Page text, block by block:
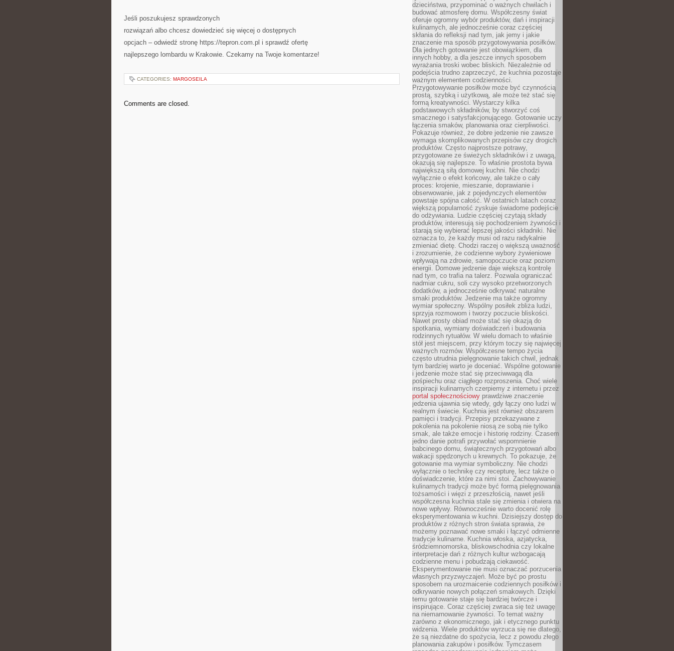
Jeśli poszukujesz sprawdzonych
rozwiązań albo chcesz dowiedzieć się więcej o dostępnych
opcjach – odwiedź stronę https://tepron.com.pl i sprawdź ofertę
najlepszego lombardu w Krakowie. Czekamy na Twoje komentarze!
CATEGORIES: MARGOSEILA
Comments are closed.
dzieciństwa, przypominać o ważnych chwilach i
budować atmosferę domu. Współczesny świat
oferuje ogromny wybór produktów, dań i inspiracji
kulinarnych, ale jednocześnie coraz częściej
skłania do refleksji nad tym, jak jemy i jakie
znaczenie ma sposób przygotowywania posiłków.
Dla jednych gotowanie jest obowiązkiem, dla
innych hobby, a dla jeszcze innych sposobem
wyrażania troski wobec bliskich. Niezależnie od
podejścia trudno zaprzeczyć, że kuchnia pozostaje
ważnym elementem codzienności.
Przygotowywanie posiłków może być czynnością
prostą, szybką i użytkową, ale może też stać się
formą kreatywności. Wystarczy kilka
podstawowych składników, by stworzyć coś
smacznego i satysfakcjonującego. Gotowanie uczy
łączenia smaków, planowania oraz cierpliwości.
Pokazuje również, że dobre jedzenie nie zawsze
wymaga skomplikowanych przepisów czy drogich
produktów. Często najprostsze potrawy,
przygotowane ze świeżych składników i z uwagą,
okazują się najlepsze. To właśnie prostota bywa
największą siłą domowej kuchni. Nie chodzi
wyłącznie o efekt końcowy, ale także o cały
proces: krojenie, mieszanie, doprawianie i
obserwowanie, jak z pojedynczych elementów
powstaje spójna całość. W ostatnich latach coraz
większą popularność zyskuje świadome podejście
do odżywiania. Ludzie częściej czytają składy
produktów, interesują się pochodzeniem żywności i
starają się wybierać lepszej jakości składniki. Nie
oznacza to, że każdy musi od razu radykalnie
zmieniać dietę. Chodzi raczej o większą uważność
i zrozumienie, że codzienne wybory żywieniowe
wpływają na zdrowie, samopoczucie oraz poziom
energii. Domowe jedzenie daje większą kontrolę
nad tym, co trafia na talerz. Pozwala ograniczać
nadmiar cukru, soli czy wysoko przetworzonych
dodatków, a jednocześnie odkrywać naturalne
smaki produktów. Jedzenie ma także ogromny
wymiar społeczny. Wspólny posiłek zbliża ludzi,
sprzyja rozmowom i tworzy poczucie bliskości.
Nawet prosty obiad może stać się okazją do
spotkania, wymiany doświadczeń i budowania
rodzinnych rytuałów. W wielu domach to właśnie
stół jest miejscem, przy którym toczy się najwięcej
ważnych rozmów. Współczesne tempo życia
często utrudnia pielęgnowanie takich chwil, jednak
tym bardziej warto je doceniać. Wspólne gotowanie
i jedzenie może stać się przeciwwagą dla
pośpiechu oraz ciągłego rozproszenia. Choć wiele
inspiracji kulinarnych czerpiemy z internetu i przez
portal społecznościowy prawdziwe znaczenie
jedzenia ujawnia się wtedy, gdy łączy ono ludzi w
realnym świecie. Kuchnia jest również obszarem
pamięci i tradycji. Przepisy przekazywane z
pokolenia na pokolenie niosą ze sobą nie tylko
smak, ale także emocje i historię rodziny. Czasem
jedno danie potrafi przywołać wspomnienie
babcinego domu, świątecznych przygotowań albo
wakacji spędzonych u krewnych. To pokazuje, że
gotowanie ma wymiar symboliczny. Nie chodzi
wyłącznie o technikę czy recepturę, lecz także o
doświadczenie, które za nimi stoi. Zachowywanie
kulinarnych tradycji może być formą pielęgnowania
tożsamości i więzi z przeszłością, nawet jeśli
współczesna kuchnia stale się zmienia i otwiera na
nowe wpływy. Równocześnie warto docenić rolę
eksperymentowania w kuchni. Dzisiejszy dostęp do
produktów z różnych stron świata sprawia, że
możemy poznawać nowe smaki i łączyć odmienne
tradycje kulinarne. Kuchnia włoska, azjatycka,
śródziemnomorska, bliskowschodnia czy lokalne
interpretacje dań z różnych kultur wzbogacają
codzienne menu i pobudzają ciekawość.
Eksperymentowanie nie musi oznaczać porzucenia
własnych przyzwyczajeń. Może być po prostu
sposobem na urozmaicenie codziennych posiłków i
odkrywanie nowych połączeń smakowych. Dzięki
temu gotowanie staje się bardziej twórcze i
inspirujące. Coraz częściej zwraca się też uwagę
na niemarnowanie żywności. To temat ważny
zarówno z ekonomicznego, jak i etycznego punktu
widzenia. Wiele produktów wyrzuca się nie dlatego,
że są niezdatne do spożycia, lecz z powodu złego
planowania zakupów i posiłków. Tymczasem